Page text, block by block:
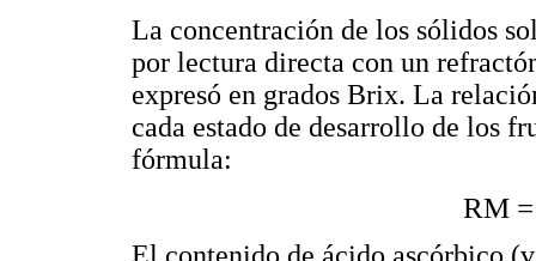
La concentración de los sólidos
por lectura directa con un
expresó en grados Brix. La
cada estado de desarrollo de los
fórmula:
RM